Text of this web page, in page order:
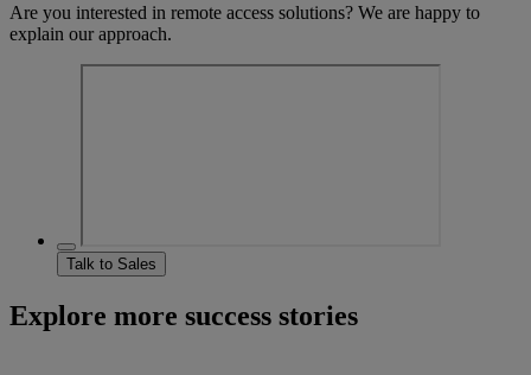
Are you interested in remote access solutions? We are happy to
explain our approach.
Talk to Sales
Explore more success stories